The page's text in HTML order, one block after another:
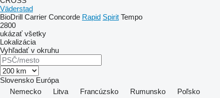
Väderstad
BioDrill Carrier Concorde Rapid Spirit Tempo
2800
ukázať všetky
Lokalizácia
Vyhľadať v okruhu
Slovensko Európa
Nemecko
Litva Francúzsko Rumunsko
Poľsko